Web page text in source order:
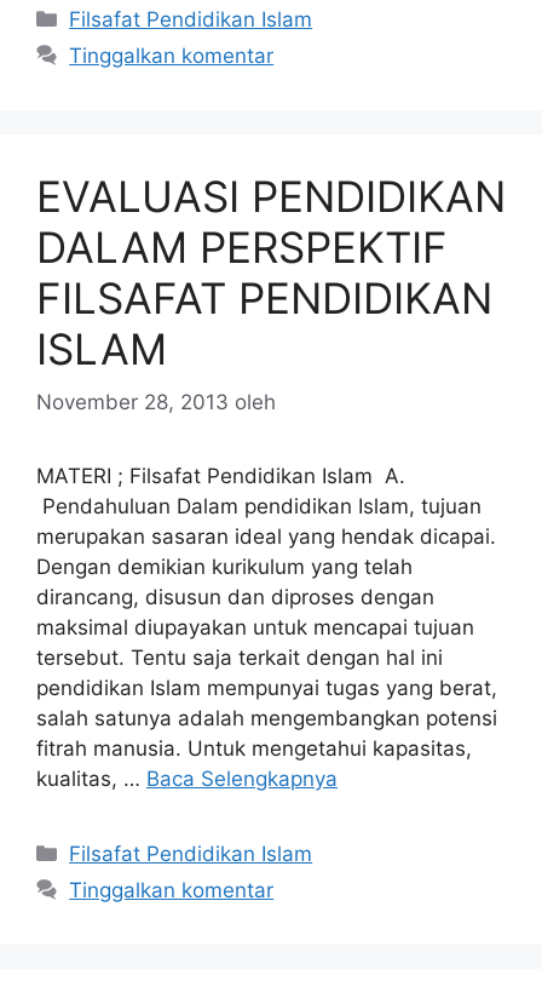
Kategori
Filsafat Pendidikan Islam
Tinggalkan komentar
EVALUASI PENDIDIKAN
DALAM PERSPEKTIF
FILSAFAT PENDIDIKAN
ISLAM
November 28, 2013 oleh
MATERI ; Filsafat Pendidikan Islam A.
Pendahuluan Dalam pendidikan Islam, tujuan
merupakan sasaran ideal yang hendak dicapai.
Dengan demikian kurikulum yang telah
dirancang, disusun dan diproses dengan
maksimal diupayakan untuk mencapai tujuan
tersebut. Tentu saja terkait dengan hal ini
pendidikan Islam mempunyai tugas yang berat,
salah satunya adalah mengembangkan potensi
fitrah manusia. Untuk mengetahui kapasitas,
kualitas, … Baca Selengkapnya
Kategori
Filsafat Pendidikan Islam
Tinggalkan komentar